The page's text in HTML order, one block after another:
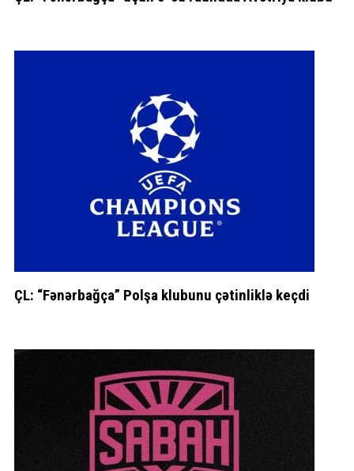
ÇL: “Fənərbağça” Polşa klubunu çətinliklə keçdi